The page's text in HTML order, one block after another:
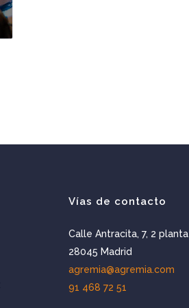
Vías de contacto
Calle Antracita, 7, 2 planta
28045 Madrid
agremia@agremia.com
91 468 72 51